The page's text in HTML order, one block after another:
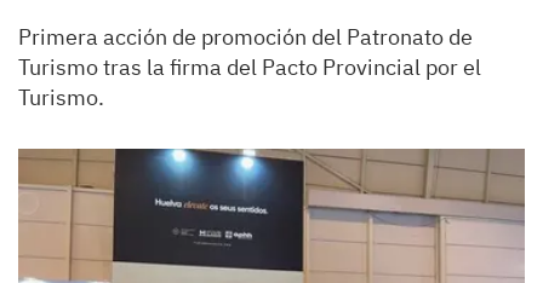
Primera acción de promoción del Patronato de
Turismo tras la firma del Pacto Provincial por el
Turismo.